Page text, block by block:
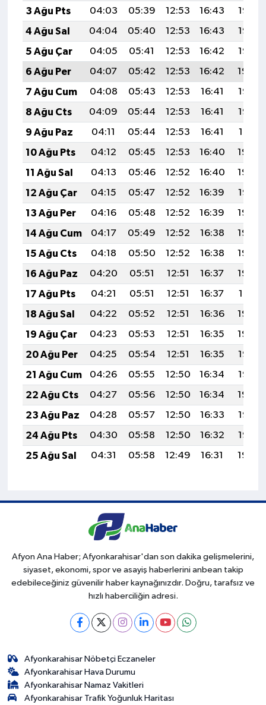
3 Ağu Pts
04:03 05:39 12:53 16:43
19:58
4 Ağu Sal
04:04 05:40 12:53 16:43
19:56
5 Ağu Çar
04:05 05:41 12:53 16:42
19:55
6 Ağu Per
04:07 05:42 12:53 16:42
19:54
7 Ağu Cum
04:08 05:43 12:53 16:41
19:53
8 Ağu Cts
04:09 05:44 12:53 16:41
19:52
9 Ağu Paz
04:11 05:44 12:53 16:41
19:51
10 Ağu Pts
04:12 05:45 12:53 16:40
19:50
11 Ağu Sal
04:13 05:46 12:52 16:40
19:49
12 Ağu Çar
04:15 05:47 12:52 16:39
19:47
13 Ağu Per
04:16 05:48 12:52 16:39
19:46
14 Ağu Cum
04:17 05:49 12:52 16:38
19:45
15 Ağu Cts
04:18 05:50 12:52 16:38
19:44
16 Ağu Paz
04:20 05:51 12:51 16:37
19:42
17 Ağu Pts
04:21 05:51 12:51 16:37
19:41
18 Ağu Sal
04:22 05:52 12:51 16:36
19:40
19 Ağu Çar
04:23 05:53 12:51 16:35
19:39
20 Ağu Per
04:25 05:54 12:51 16:35
19:37
21 Ağu Cum
04:26 05:55 12:50 16:34
19:36
22 Ağu Cts
04:27 05:56 12:50 16:34
19:34
23 Ağu Paz
04:28 05:57 12:50 16:33
19:33
24 Ağu Pts
04:30 05:58 12:50 16:32
19:32
25 Ağu Sal
04:31 05:58 12:49 16:31 19:30
Afyon Ana Haber; Afyonkarahisar'dan son dakika gelişmelerini,
siyaset, ekonomi, spor ve asayiş haberlerini anbean takip
edebileceğiniz güvenilir haber kaynağınızdır. Doğru, tarafsız ve
hızlı haberciliğin adresi.
Afyonkarahisar Nöbetçi Eczaneler
Afyonkarahisar Hava Durumu
Afyonkarahisar Namaz Vakitleri
Afyonkarahisar Trafik Yoğunluk Haritası